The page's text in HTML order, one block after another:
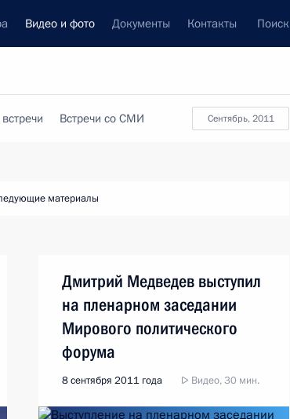
Видео и фото Документы Контакты Поиск
сентябрь, 2011
Встречи со СМИ
материалы
Дмитрий Медведев выступил
на пленарном заседании
Мирового политического
форума
8 сентября 2011 года Видео, 30 мин.